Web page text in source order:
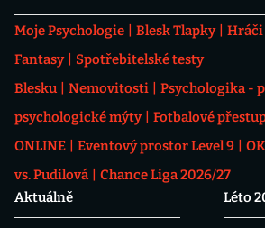
Moje Psychologie Blesk Tlapky Hráči
Fantasy
Spotřebitelské testy
Blesku
Nemovitosti
Psychologika -
psychologické mýty
Fotbalové
ONLINE
Eventový prostor Level 9
vs. Pudilová
Chance Liga 2026/27
Aktuálně
Léto